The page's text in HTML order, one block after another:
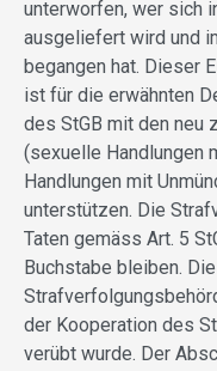
unterworfen, wer sich
ausgeliefert wird und
begangen hat. Dieser
ist für die erwähnten
des StGB mit den neu
(sexuelle Handlungen
Handlungen mit
unterstützen. Die
Taten gemäss Art. 5
Buchstabe bleiben.
der Kooperation des
verübt wurde. Der